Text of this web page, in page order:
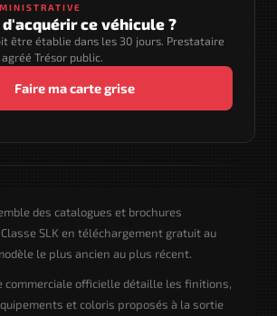
d'acquérir ce véhicule ?
être établie dans les 30 jours. Prestataire
Trésor public.
Faire ma carte grise
des catalogues et brochures
SLK en téléchargement gratuit au
le plus ancien au plus récent.
commerciale officielle détaille les finitions,
et coloris proposés à la sortie